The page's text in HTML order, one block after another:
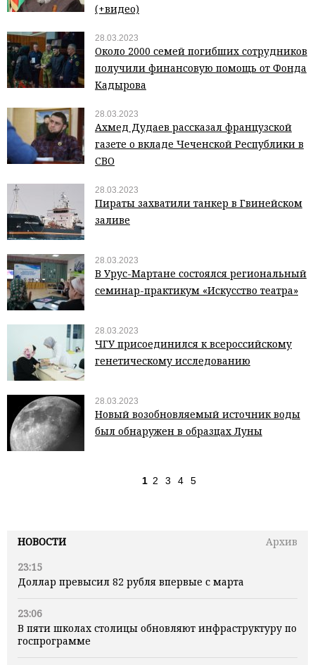
НОВОСТИ
Архив
23:15
Доллар превысил 82 рубля впервые с марта
23:06
В пяти школах столицы обновляют инфраструктуру по
госпрограмме
(+видео)
28.03.2023
Около 2000 семей погибших сотрудников
получили финансовую помощь от Фонда
Кадырова
28.03.2023
Ахмед Дудаев рассказал французской
газете о вкладе Чеченской Республики в
СВО
28.03.2023
Пираты захватили танкер в Гвинейском
заливе
28.03.2023
В Урус-Мартане состоялся региональный
семинар-практикум «Искусство театра»
28.03.2023
ЧГУ присоединился к всероссийскому
генетическому исследованию
28.03.2023
Новый возобновляемый источник воды
был обнаружен в образцах Луны
1 2 3 4 5